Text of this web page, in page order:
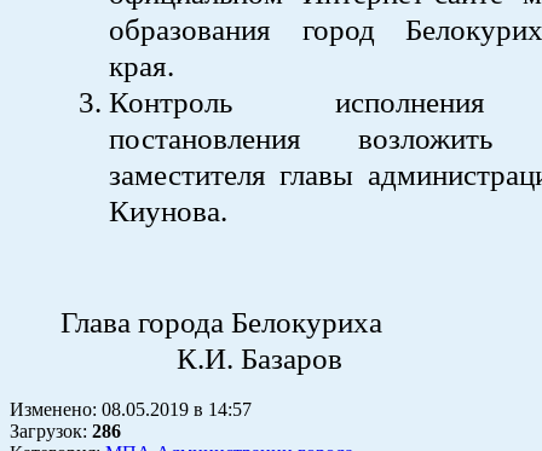
образования город
края.
Контроль исполнения
постановления
заместителя главы
Киунова.
Глава города
К.И. Базаров
Изменено: 08.05.2019 в 14:57
Загрузок: 286